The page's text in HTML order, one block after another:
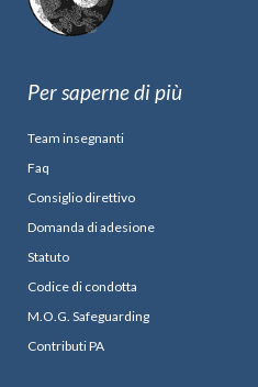
Per saperne di più
Team insegnanti
Faq
Consiglio direttivo
Domanda di adesione
Statuto
Codice di condotta
M.O.G. Safeguarding
Contributi PA